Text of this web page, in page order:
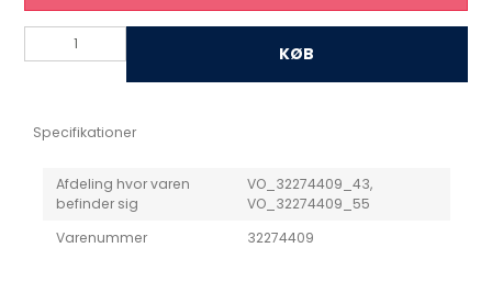
KØB
Specifikationer
Afdeling hvor varen
befinder sig
VO_32274409_43,
VO_32274409_55
Varenummer
32274409